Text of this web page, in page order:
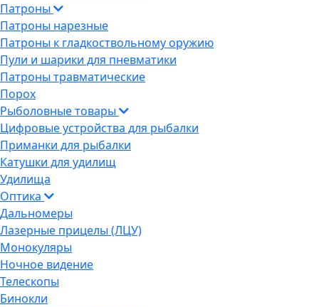
Патроны
Патроны нарезные
Патроны к гладкоствольному оружию
Пули и шарики для пневматики
Патроны травматические
Порох
Рыболовные товары
Цифровые устройства для рыбалки
Приманки для рыбалки
Катушки для удилищ
Удилища
Оптика
Дальномеры
Лазерные прицелы (ЛЦУ)
Монокуляры
Ночное видение
Телескопы
Бинокли